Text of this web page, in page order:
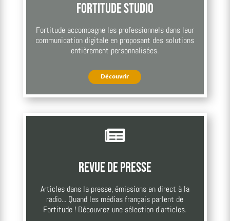
Fortitude Studio
Fortitude accompagne les professionnels dans leur
communication digitale en proposant des solutions
entièrement personnalisées.
Découvrir

Revue de presse
Articles dans la presse, émissions en direct à la
radio... Quand les médias français parlent de
Fortitude ! Découvrez une sélection d'articles.